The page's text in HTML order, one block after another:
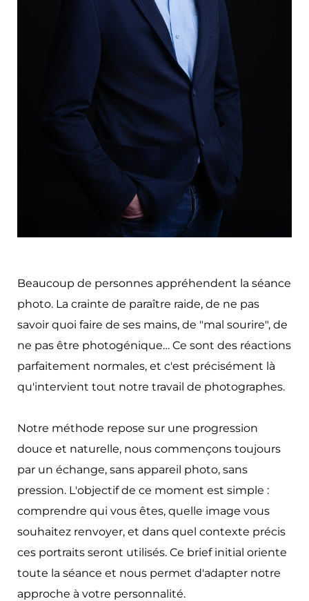
Beaucoup de personnes appréhendent la séance
photo. La crainte de paraître raide, de ne pas
savoir quoi faire de ses mains, de "mal sourire", de
ne pas être photogénique… Ce sont des réactions
parfaitement normales, et c'est précisément là
qu'intervient tout notre travail de photographes.
Notre méthode repose sur une progression
douce et naturelle, nous commençons toujours
par un échange, sans appareil photo, sans
pression. L'objectif de ce moment est simple :
comprendre qui vous êtes, quelle image vous
souhaitez renvoyer, et dans quel contexte précis
ces portraits seront utilisés. Ce brief initial oriente
toute la séance et nous permet d'adapter notre
approche à votre personnalité.